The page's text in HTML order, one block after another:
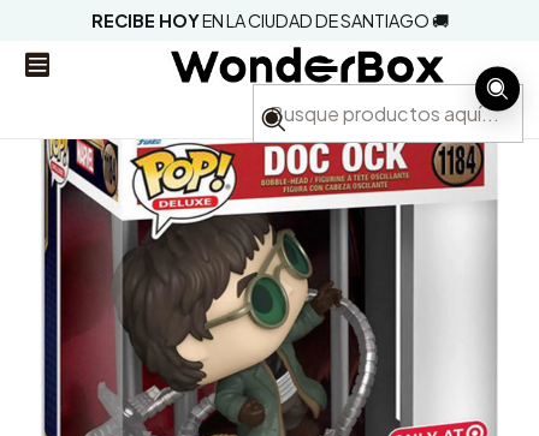
RECIBE HOYEN LA CIUDAD DE SANTIAGO 🚚